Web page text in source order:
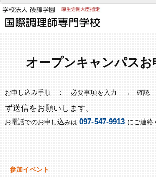
オープンキャンパスお
お申し込み手順 ： 必要事項を入力 → 確
ず送信をお願いします。
お電話でのお申し込みは 097-547-9913 にご連絡
参加イベント